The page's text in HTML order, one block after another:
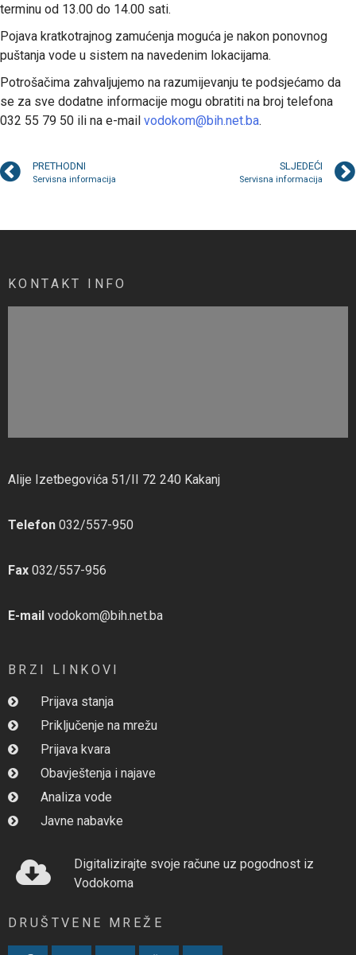
terminu od 13.00 do 14.00 sati.
Pojava kratkotrajnog zamućenja moguća je nakon ponovnog
puštanja vode u sistem na navedenim lokacijama.
Potrošačima zahvaljujemo na razumijevanju te podsjećamo da
se za sve dodatne informacije mogu obratiti na broj telefona
032 55 79 50 ili na e-mail vodokom@bih.net.ba.
PRETHODNI
Servisna informacija
SLJEDEĆI
Servisna informacija
KONTAKT INFO
Alije Izetbegovića 51/II 72 240 Kakanj
Telefon 032/557-950
Fax 032/557-956
E-mail vodokom@bih.net.ba
BRZI LINKOVI
Prijava stanja
Priključenje na mrežu
Prijava kvara
Obavještenja i najave
Analiza vode
Javne nabavke
Digitalizirajte svoje račune uz pogodnost iz
Vodokoma
DRUŠTVENE MREŽE